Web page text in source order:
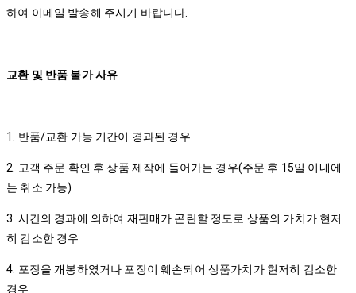
하여 이메일 발송해 주시기 바랍니다.
교환 및 반품 불가 사유
1. 반품/교환 가능 기간이 경과된 경우
2. 고객 주문 확인 후 상품 제작에 들어가는 경우(주문 후 15일 이내에
는 취소 가능)
3. 시간의 경과에 의하여 재판매가 곤란할 정도로 상품의 가치가 현저
히 감소한 경우
4. 포장을 개봉하였거나 포장이 훼손되어 상품가치가 현저히 감소한
경우